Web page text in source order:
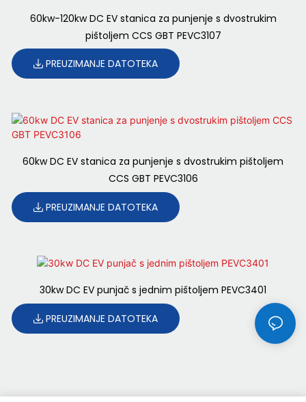
60kw-120kw DC EV stanica za punjenje s dvostrukim
pištoljem CCS GBT PEVC3107
PREUZIMANJE DATOTEKA
60kw DC EV stanica za punjenje s dvostrukim pištoljem
CCS GBT PEVC3106
PREUZIMANJE DATOTEKA
30kw DC EV punjač s jednim pištoljem PEVC3401
PREUZIMANJE DATOTEKA